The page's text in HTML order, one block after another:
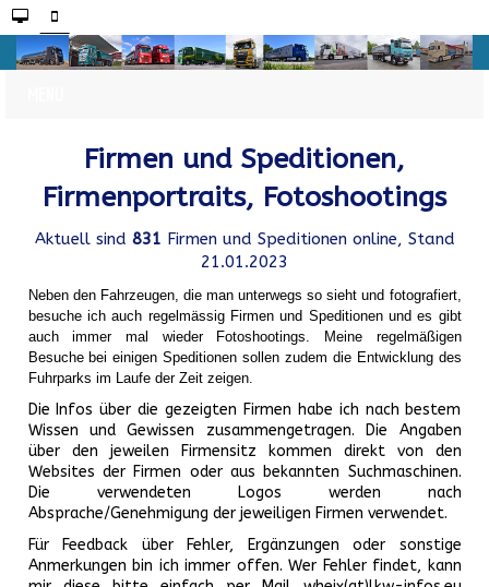
Firmen und Speditionen,
Firmenportraits, Fotoshootings
Aktuell sind 831 Firmen und Speditionen online, Stand
21.01.2023
Neben den Fahrzeugen, die man unterwegs so sieht und fotografiert,
besuche ich auch regelmässig Firmen und Speditionen und es gibt
auch immer mal wieder Fotoshootings.
Meine regelmäßigen
Besuche bei einigen Speditionen sollen zudem die Entwicklung des
Fuhrparks im Laufe der Zeit zeigen.
Die Infos über die gezeigten Firmen habe ich nach bestem
Wissen und Gewissen zusammengetragen. Die Angaben
über den jeweilen Firmensitz kommen direkt von den
Websites der Firmen oder aus bekannten Suchmaschinen.
Die verwendeten Logos werden nach
Absprache/Genehmigung der jeweiligen Firmen verwendet.
Für Feedback über Fehler, Ergänzungen oder sonstige
Anmerkungen bin ich immer offen. Wer Fehler findet, kann